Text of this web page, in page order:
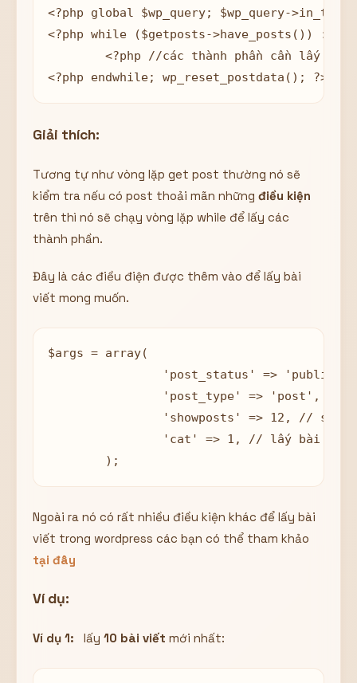
<?php global $wp_query; $wp_query-
<?php while ($getposts->have_posts()) :
<?php endwhile; wp_reset_postdata(); ?>
Giải thích:
Tương tự như vòng lặp get post thường nó sẽ
kiểm tra nếu có post thoải mãn những điều kiện
trên thì nó sẽ chạy vòng lặp while để lấy các
thành phần.
Đây là các điều điện được thêm vào để lấy bài
viết mong muốn.
$args = array(
	);
Ngoài ra nó có rất nhiều điều kiện khác để lấy bài
viết trong wordpress các bạn có thể tham khảo
tại đây
Ví dụ:
Ví dụ 1: lấy 10 bài viết mới nhất: